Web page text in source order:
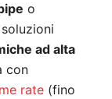
o
ad alta
con
rate (fino